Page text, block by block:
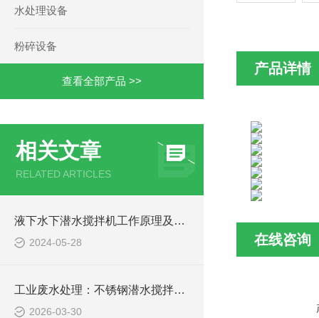
水处理设备
粉碎设备
查看全部产品 >>
相关文章
RELATED ARTICLES
液下水下潜水搅拌机工作原理及作用特点、安装图、CAD结构图
2024-05-28
工业废水处理：不锈钢潜水搅拌机如何防止污泥沉淀
2026-03-30
产品详情
在线咨询